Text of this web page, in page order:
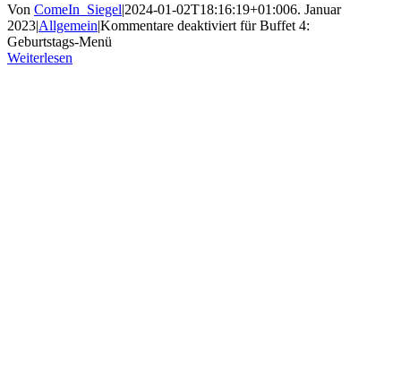
Von ComeIn_Siegel|2024-01-02T18:16:19+01:006. Januar
2023|Allgemein|Kommentare deaktiviert für Buffet 4:
Geburtstags-Menü
Weiterlesen